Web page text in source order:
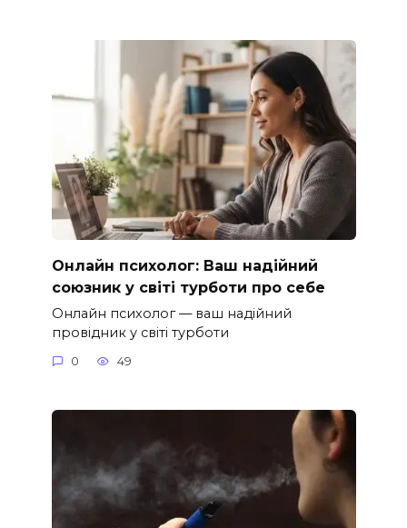
Онлайн психолог: Ваш надійний
союзник у світі турботи про себе
Онлайн психолог — ваш надійний
провідник у світі турботи
0 49